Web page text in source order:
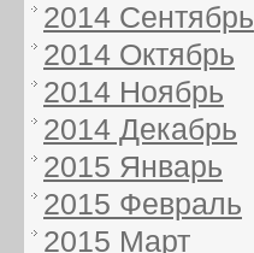
2014 Сентябрь
2014 Октябрь
2014 Ноябрь
2014 Декабрь
2015 Январь
2015 Февраль
2015 Март